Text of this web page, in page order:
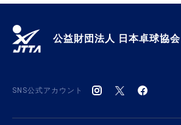
公益財団法人 日本卓球協会
SNS公式アカウント